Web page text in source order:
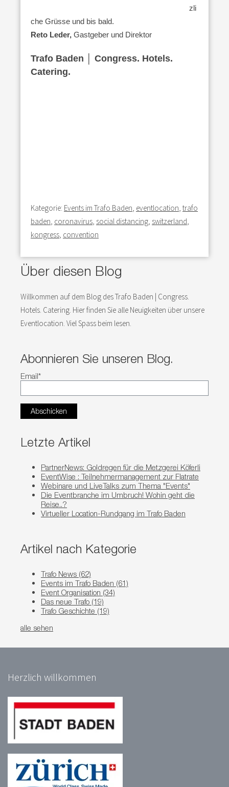
zli
che Grüsse und bis bald.
Reto Leder, Gastgeber und Direktor
Trafo Baden │ Congress. Hotels.
Catering.
Kategorie: Events im Trafo Baden, eventlocation, trafo
baden, coronavirus, social distancing, switzerland,
kongress, convention
Über diesen Blog
Willkommen auf dem Blog des Trafo Baden | Congress.
Hotels. Catering. Hier finden Sie alle Neuigkeiten über unsere
Eventlocation. Viel Spass beim lesen.
Abonnieren Sie unseren Blog.
Email*
Letzte Artikel
PartnerNews: Goldregen für die Metzgerei Köferli
EventWise : Teilnehmermanagement zur Flatrate
Webinare und LiveTalks zum Thema "Events"
Die Eventbranche im Umbruch! Wohin geht die
Reise..?
Virtueller Location-Rundgang im Trafo Baden
Artikel nach Kategorie
Trafo News (62)
Events im Trafo Baden (61)
Event Organisation (34)
Das neue Trafo (19)
Trafo Geschichte (19)
alle sehen
Herzlich willkommen